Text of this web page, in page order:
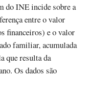
do INE incide sobre a
entre o valor
financeiros) e o valor
familiar, acumulada
que resulta da
Os dados são